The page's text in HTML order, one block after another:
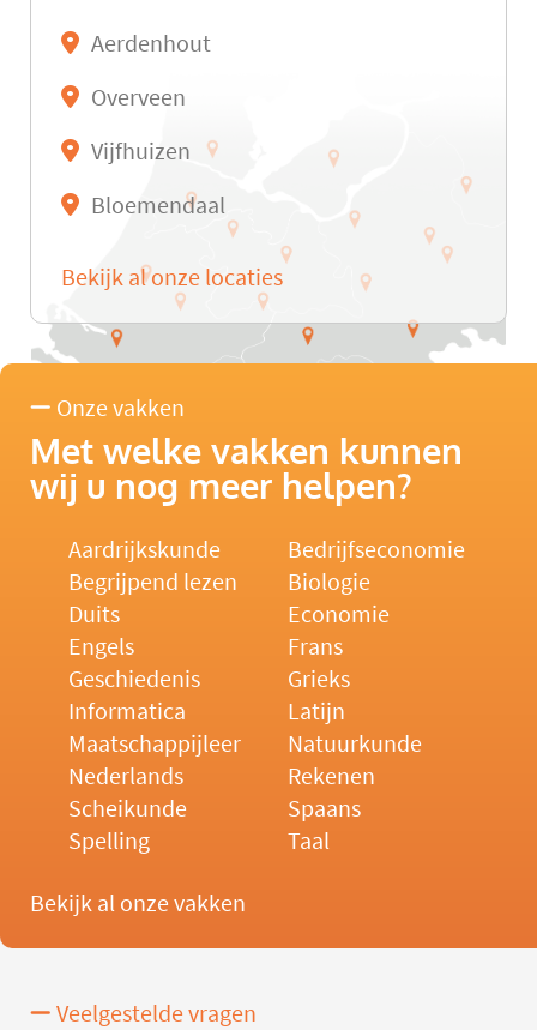
Aerdenhout
Overveen
Vijfhuizen
Bloemendaal
Bekijk al onze locaties
Onze vakken
Met welke vakken kunnen
wij u nog meer helpen?
Aardrijkskunde
Bedrijfseconomie
Begrijpend lezen
Biologie
Duits
Economie
Engels
Frans
Geschiedenis
Grieks
Informatica
Latijn
Maatschappijleer
Natuurkunde
Nederlands
Rekenen
Scheikunde
Spaans
Spelling
Taal
Bekijk al onze vakken
Veelgestelde vragen